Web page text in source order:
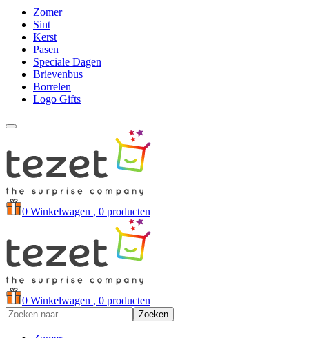
Zomer
Sint
Kerst
Pasen
Speciale Dagen
Brievenbus
Borrelen
Logo Gifts
0 Winkelwagen , 0 producten
0 Winkelwagen , 0 producten
Zoeken